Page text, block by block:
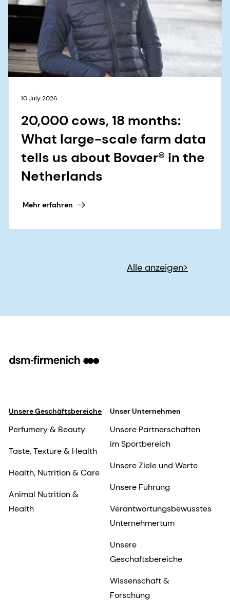
10 July 2026
20,000 cows, 18 months:
What large-scale farm data
tells us about Bovaer® in the
Netherlands
Mehr erfahren
Alle anzeigen>
Unsere Geschäftsbereiche
Perfumery & Beauty
Taste, Texture & Health
Health, Nutrition & Care
Animal Nutrition &
Health
Unser Unternehmen
Unsere Partnerschaften
im Sportbereich
Unsere Ziele und Werte
Unsere Führung
Verantwortungsbewusstes
Unternehmertum
Unsere
Geschäftsbereiche
Wissenschaft &
Forschung